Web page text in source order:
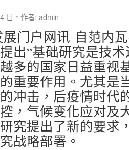
日 ， 作者: admin
门户网讯 自范内
出“基础研究是技
多的国家日益重视
重要作用。尤其是
冲击，后疫情时代
，气候变化应对及
究提出了新的要求
战略部署。